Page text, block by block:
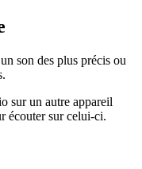
son des plus précis ou
sur un autre appareil
écouter sur celui-ci.